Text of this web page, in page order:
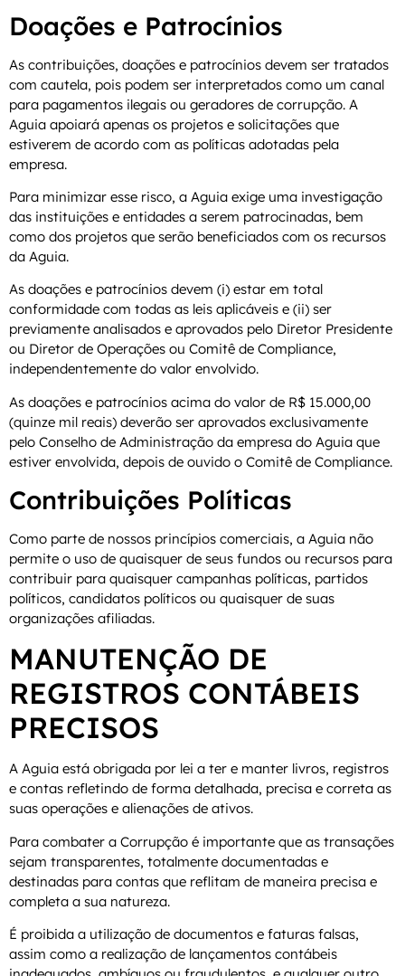
Doações e Patrocínios
As contribuições, doações e patrocínios devem ser tratados
com cautela, pois podem ser interpretados como um canal
para pagamentos ilegais ou geradores de corrupção. A
Aguia apoiará apenas os projetos e solicitações que
estiverem de acordo com as políticas adotadas pela
empresa.
Para minimizar esse risco, a Aguia exige uma investigação
das instituições e entidades a serem patrocinadas, bem
como dos projetos que serão beneficiados com os recursos
da Aguia.
As doações e patrocínios devem (i) estar em total
conformidade com todas as leis aplicáveis e (ii) ser
previamente analisados e aprovados pelo Diretor Presidente
ou Diretor de Operações ou Comitê de Compliance,
independentemente do valor envolvido.
As doações e patrocínios acima do valor de R$ 15.000,00
(quinze mil reais) deverão ser aprovados exclusivamente
pelo Conselho de Administração da empresa do Aguia que
estiver envolvida, depois de ouvido o Comitê de Compliance.
Contribuições Políticas
Como parte de nossos princípios comerciais, a Aguia não
permite o uso de quaisquer de seus fundos ou recursos para
contribuir para quaisquer campanhas políticas, partidos
políticos, candidatos políticos ou quaisquer de suas
organizações afiliadas.
MANUTENÇÃO DE
REGISTROS CONTÁBEIS
PRECISOS
A Aguia está obrigada por lei a ter e manter livros, registros
e contas refletindo de forma detalhada, precisa e correta as
suas operações e alienações de ativos.
Para combater a Corrupção é importante que as transações
sejam transparentes, totalmente documentadas e
destinadas para contas que reflitam de maneira precisa e
completa a sua natureza.
É proibida a utilização de documentos e faturas falsas,
assim como a realização de lançamentos contábeis